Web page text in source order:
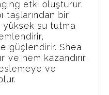
etki oluşturur.
taşlarından biri
su tutma
güçlendirir. Shea
ve nem kazandırır.
ve